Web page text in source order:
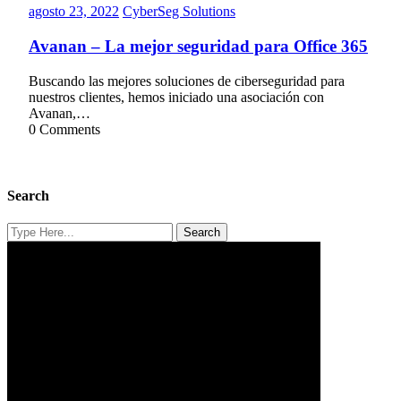
agosto 23, 2022 agosto
2022
CyberSeg SolutionsCyberSeg
Avanan – La mejor seguridad para Office 365
Buscando las mejores soluciones de ciberseguridad para
nuestros clientes, hemos iniciado una asociación con
Avanan,…
0 Comments
Search